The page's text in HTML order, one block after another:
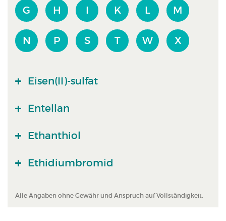
G H I K L M
N P S T W X
Eisen(II)-sulfat
Entellan
Ethanthiol
Ethidiumbromid
Alle Angaben ohne Gewähr und Anspruch auf Vollständigkeit.